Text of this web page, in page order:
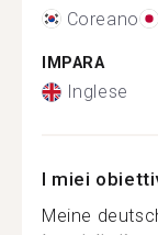
Coreano
IMPARA
Inglese
I miei
Meine